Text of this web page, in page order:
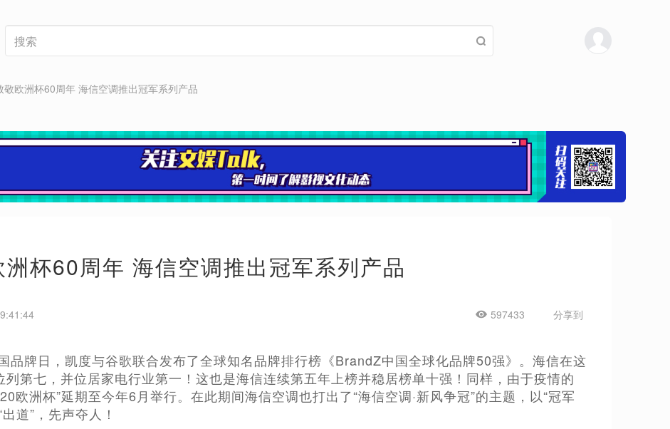
敬欧洲杯60周年 海信空调推出冠军系列产品
杯60周年 海信空调推出冠军系列产品
597433 分享到
品牌日，凯度与谷歌联合发布了全球知名品牌排行榜《BrandZ中国全球化品牌50强》。海信在这
列第七，并位居家电行业第一！这也是海信连续第五年上榜并稳居榜单十强！同样，由于疫情的
欧洲杯”延期至今年6月举行。在此期间海信空调也打出了“海信空调·新风争冠”的主题，以“冠军
道”，先声夺人！